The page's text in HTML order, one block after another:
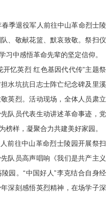
季退役军人前往中山革命烈士陵
、敬献花篮、默哀致敬。祭扫仪
习中感悟革命先辈的坚定信仰。
忆英烈 红色基因代代传”主题祭
水坑抗日志士阵亡纪念碑及里溪
英烈。活动现场，全体人员肃立
队员代表生动讲述革命事迹，党
榜样，凝聚合力共建美好家园。
前往中山革命烈士陵园开展祭扫
队员高声唱响《我们是共产主义
园。“中国好人”李克结合自身经
深刻感悟英烈精神，在场学子深